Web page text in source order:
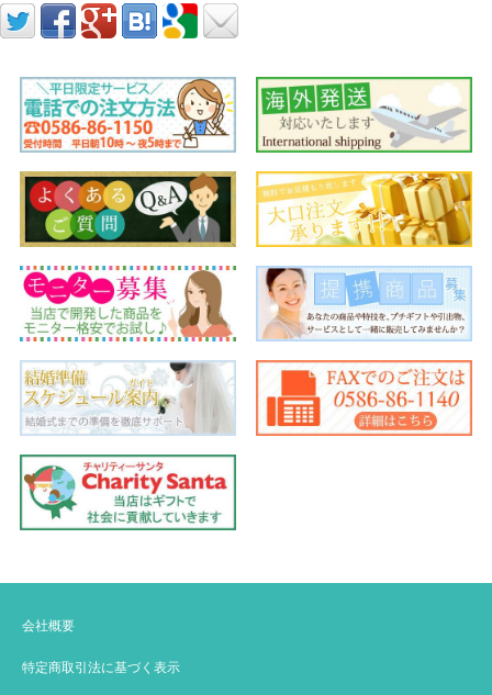
会社概要
特定商取引法に基づく表示